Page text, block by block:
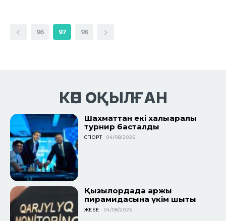
96 97 98
КӨП ОҚЫЛҒАН
Шахматтан екі халықаралық
турнир басталды
СПОРТ 04/08/2026
Қызылордада қаржы
пирамидасына үкім шықты
ЖЕБЕ 04/08/2026